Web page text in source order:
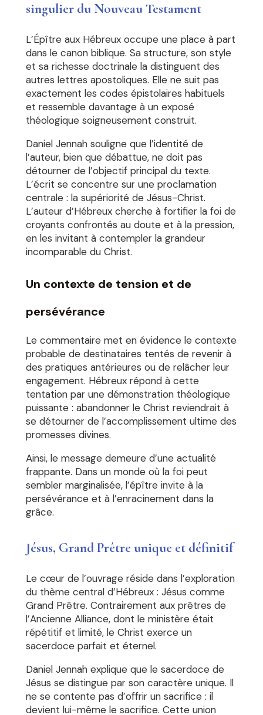
singulier du Nouveau Testament
L’Épître aux Hébreux occupe une place à part
dans le canon biblique. Sa structure, son style
et sa richesse doctrinale la distinguent des
autres lettres apostoliques. Elle ne suit pas
exactement les codes épistolaires habituels
et ressemble davantage à un exposé
théologique soigneusement construit.
Daniel Jennah souligne que l’identité de
l’auteur, bien que débattue, ne doit pas
détourner de l’objectif principal du texte.
L’écrit se concentre sur une proclamation
centrale : la supériorité de Jésus-Christ.
L’auteur d’Hébreux cherche à fortifier la foi de
croyants confrontés au doute et à la pression,
en les invitant à contempler la grandeur
incomparable du Christ.
Un contexte de tension et de
persévérance
Le commentaire met en évidence le contexte
probable de destinataires tentés de revenir à
des pratiques antérieures ou de relâcher leur
engagement. Hébreux répond à cette
tentation par une démonstration théologique
puissante : abandonner le Christ reviendrait à
se détourner de l’accomplissement ultime des
promesses divines.
Ainsi, le message demeure d’une actualité
frappante. Dans un monde où la foi peut
sembler marginalisée, l’épître invite à la
persévérance et à l’enracinement dans la
grâce.
Jésus, Grand Prêtre unique et définitif
Le cœur de l’ouvrage réside dans l’exploration
du thème central d’Hébreux : Jésus comme
Grand Prêtre. Contrairement aux prêtres de
l’Ancienne Alliance, dont le ministère était
répétitif et limité, le Christ exerce un
sacerdoce parfait et éternel.
Daniel Jennah explique que le sacerdoce de
Jésus se distingue par son caractère unique. Il
ne se contente pas d’offrir un sacrifice : il
devient lui-même le sacrifice. Cette union